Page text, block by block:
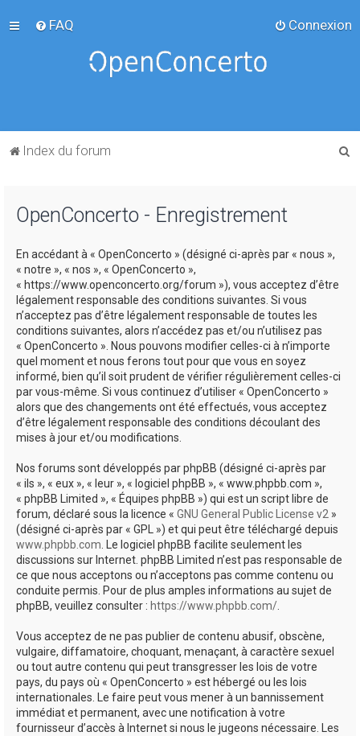
FAQ Connexion
Index du forum
OpenConcerto - Enregistrement
En accédant à « OpenConcerto » (désigné ci-après par « nous »,
« notre », « nos », « OpenConcerto »,
« https://www.openconcerto.org/forum »), vous acceptez d’être
légalement responsable des conditions suivantes. Si vous
n’acceptez pas d’être légalement responsable de toutes les
conditions suivantes, alors n’accédez pas et/ou n’utilisez pas
« OpenConcerto ». Nous pouvons modifier celles-ci à n’importe
quel moment et nous ferons tout pour que vous en soyez
informé, bien qu’il soit prudent de vérifier régulièrement celles-ci
par vous-même. Si vous continuez d’utiliser « OpenConcerto »
alors que des changements ont été effectués, vous acceptez
d’être légalement responsable des conditions découlant des
mises à jour et/ou modifications.
Nos forums sont développés par phpBB (désigné ci-après par
« ils », « eux », « leur », « logiciel phpBB », « www.phpbb.com »,
« phpBB Limited », « Équipes phpBB ») qui est un script libre de
forum, déclaré sous la licence « GNU General Public License v2 »
(désigné ci-après par « GPL ») et qui peut être téléchargé depuis
www.phpbb.com. Le logiciel phpBB facilite seulement les
discussions sur Internet. phpBB Limited n’est pas responsable de
ce que nous acceptons ou n’acceptons pas comme contenu ou
conduite permis. Pour de plus amples informations au sujet de
phpBB, veuillez consulter : https://www.phpbb.com/.
Vous acceptez de ne pas publier de contenu abusif, obscène,
vulgaire, diffamatoire, choquant, menaçant, à caractère sexuel
ou tout autre contenu qui peut transgresser les lois de votre
pays, du pays où « OpenConcerto » est hébergé ou les lois
internationales. Le faire peut vous mener à un bannissement
immédiat et permanent, avec une notification à votre
fournisseur d’accès à Internet si nous le jugeons nécessaire. Les